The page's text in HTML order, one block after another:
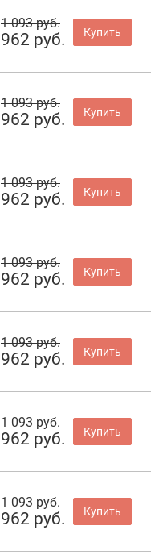
1 093 руб.
962 руб. Купить
1 093 руб.
962 руб. Купить
1 093 руб.
962 руб. Купить
1 093 руб.
962 руб. Купить
1 093 руб.
962 руб. Купить
1 093 руб.
962 руб. Купить
1 093 руб.
962 руб. Купить